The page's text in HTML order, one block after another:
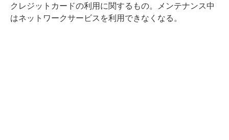
クレジットカードの利用に関するもの。メンテナンス中
はネットワークサービスを利用できなくなる。